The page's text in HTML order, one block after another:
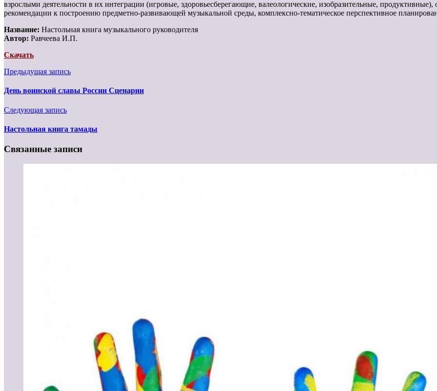
взрослыми деятельности в их интеграции (игровые, здоровьесберегающие, валеологические, изобразительные,
рекомендации к построению предметно-развивающей музыкальной среды, комплексно-тематическое перспективное
Название: Настольная книга музыкального руководителя
Автор: Равчеева И.П.
Скачать
Предыдущая запись
День воинской славы России Сценарии
Следующая запись
Настольная книга тамады
Связанные записи